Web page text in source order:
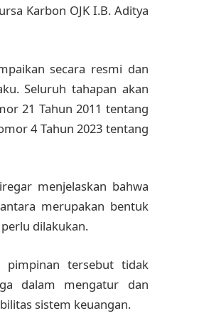
Karbon OJK I.B. Aditya
secara resmi dan
Seluruh tahapan akan
21 Tahun 2011 tentang
4 Tahun 2023 tentang
menjelaskan bahwa
merupakan bentuk
dilakukan.
pimpinan tersebut tidak
dalam mengatur dan
sistem keuangan.